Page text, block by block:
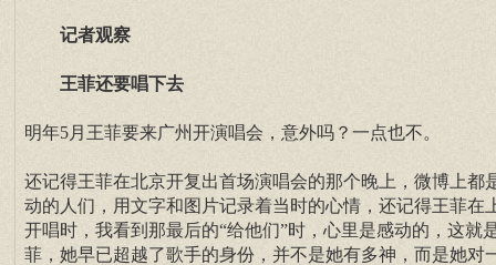
记者观察
王菲还要唱下去
明年5月王菲要来广州开演唱会，意外吗？一点也不。
还记得王菲在北京开复出首场演唱会的那个晚上，微博上都
动的人们，用文字和图片记录着当时的心情，还记得王菲在
开唱时，我看到那最后的“给他们”时，心里是感动的，这就
菲，她早已超越了歌手的身份，并不是她有多神，而是她对